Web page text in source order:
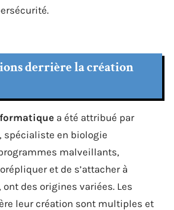
derrière la création
a été attribué par
spécialiste en biologie
malveillants,
et de s’attacher à
des origines variées. Les
leur création sont multiples et